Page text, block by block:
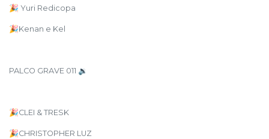
🎉 Yuri Redicopa
🎉Kenan e Kel
PALCO GRAVE 011 🔉
🎉CLEI & TRESK
🎉CHRISTOPHER LUZ